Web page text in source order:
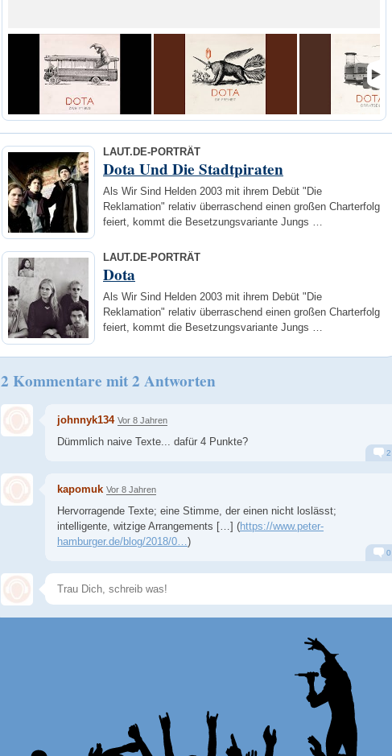
LAUT.DE-PORTRÄT
Dota Und Die Stadtpiraten
Als Wir Sind Helden 2003 mit ihrem Debüt "Die
Reklamation" relativ überraschend einen großen Charterfolg
feiert, kommt die Besetzungsvariante Jungs …
LAUT.DE-PORTRÄT
Dota
Als Wir Sind Helden 2003 mit ihrem Debüt "Die
Reklamation" relativ überraschend einen großen Charterfolg
feiert, kommt die Besetzungsvariante Jungs …
2 Kommentare mit 2 Antworten
johnnyk134 Vor 8 Jahren
Dümmlich naive Texte... dafür 4 Punkte?
2
kapomuk Vor 8 Jahren
Hervorragende Texte; eine Stimme, der einen nicht loslässt;
intelligente, witzige Arrangements […] (https://www.peter-
hamburger.de/blog/2018/0…)
Alarm Antworten
0
Speichern